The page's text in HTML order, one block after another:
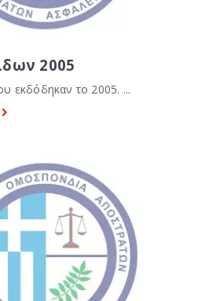
2005
εκδόδηκαν το 2005. ...